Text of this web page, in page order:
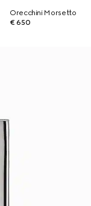
Orecchini Morsetto
€ 650